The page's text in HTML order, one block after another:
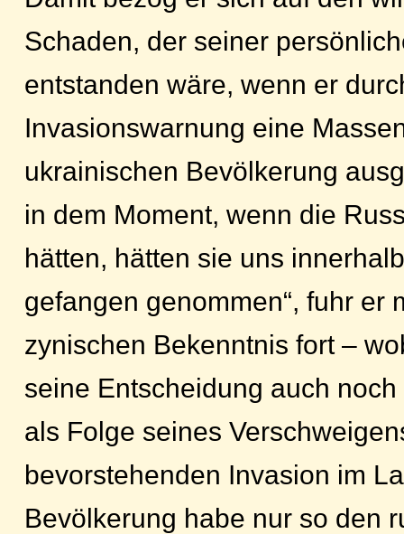
Schaden, der seiner
entstanden wäre, wenn er
Invasionswarnung eine
ukrainischen Bevölkerung
in dem Moment, wenn die
hätten, hätten sie uns
gefangen genommen“, fuhr er
zynischen Bekenntnis fort –
seine Entscheidung auch
als Folge seines
bevorstehenden Invasion im
Bevölkerung habe nur so den